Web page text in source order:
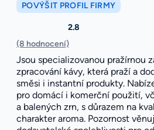
POVÝŠIT PROFIL FIRMY
2.8
(8 hodnocení)
Jsou specializovanou pražírnou
zpracování kávy, která praží a
směsi i instantní produkty.
pro domácí i komerční použití,
a balených zrn, s důrazem na
charakter aroma. Pozornost